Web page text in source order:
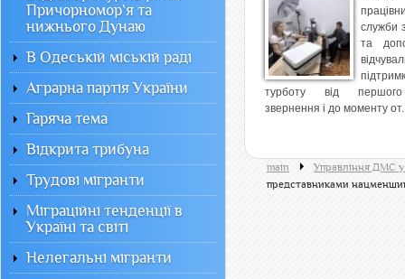
служби
та
турботу від
звернення і до моменту
main
Управління ДМС у
представниками
Причорномор`я та
нижнього Дунаю
В Одеській міській раді
Аграрна партія України
Гаряча тема
Відкрита трибуна
Трудові мігранти
Міграційні тенденції в
Україні та світі
Нелегальні мігранти